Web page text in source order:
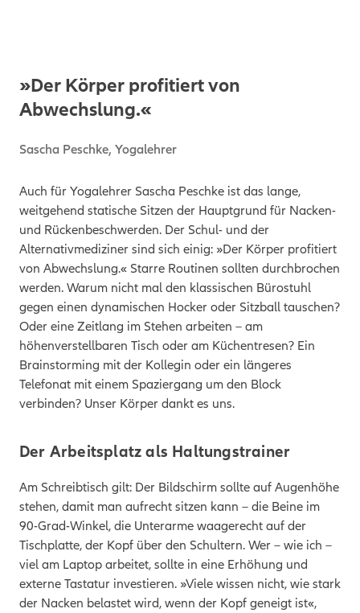
»Der Körper profitiert von
Abwechslung.«
Sascha Peschke, Yogalehrer
Auch für Yogalehrer Sascha Peschke ist das lange,
weitgehend statische Sitzen der Hauptgrund für Nacken-
und Rückenbeschwerden. Der Schul- und der
Alternativmediziner sind sich einig: »Der Körper profitiert
von Abwechslung.« Starre Routinen sollten durchbrochen
werden. Warum nicht mal den klassischen Bürostuhl
gegen einen dynamischen Hocker oder Sitzball tauschen?
Oder eine Zeitlang im Stehen arbeiten – am
höhenverstellbaren Tisch oder am Küchentresen? Ein
Brainstorming mit der Kollegin oder ein längeres
Telefonat mit einem Spaziergang um den Block
verbinden? Unser Körper dankt es uns.
Der Arbeitsplatz als Haltungstrainer
Am Schreibtisch gilt: Der Bildschirm sollte auf Augenhöhe
stehen, damit man aufrecht sitzen kann – die Beine im
90-Grad-Winkel, die Unterarme waagerecht auf der
Tischplatte, der Kopf über den Schultern. Wer – wie ich –
viel am Laptop arbeitet, sollte in eine Erhöhung und
externe Tastatur investieren. »Viele wissen nicht, wie stark
der Nacken belastet wird, wenn der Kopf geneigt ist«,